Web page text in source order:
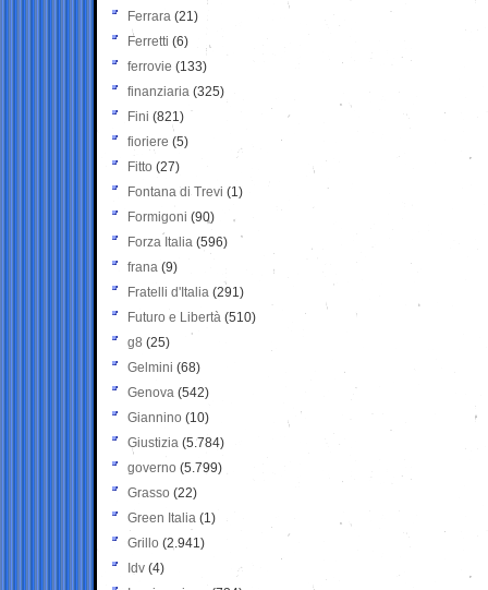
Ferrara (21)
Ferretti (6)
ferrovie (133)
finanziaria (325)
Fini (821)
fioriere (5)
Fitto (27)
Fontana di Trevi (1)
Formigoni (90)
Forza Italia (596)
frana (9)
Fratelli d'Italia (291)
Futuro e Libertà (510)
g8 (25)
Gelmini (68)
Genova (542)
Giannino (10)
Giustizia (5.784)
governo (5.799)
Grasso (22)
Green Italia (1)
Grillo (2.941)
Idv (4)